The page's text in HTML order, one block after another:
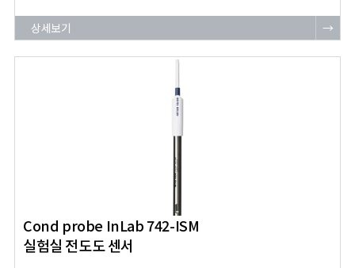
상세보기 →
Cond probe InLab 742-ISM
실험실 전도도 센서